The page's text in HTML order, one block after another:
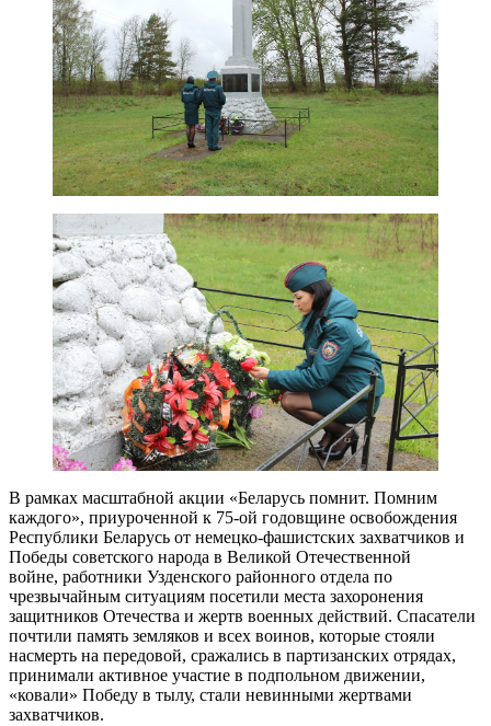
В рамках масштабной акции «Беларусь помнит. Помним
каждого», приуроченной к 75-ой годовщине освобождения
Республики Беларусь от немецко-фашистских захватчиков и
Победы советского народа в Великой Отечественной
войне, работники Узденского районного отдела по
чрезвычайным ситуациям посетили места захоронения
защитников Отечества и жертв военных действий. Спасатели
почтили память земляков и всех воинов, которые стояли
насмерть на передовой, сражались в партизанских отрядах,
принимали активное участие в подпольном движении,
«ковали» Победу в тылу, стали невинными жертвами
захватчиков.